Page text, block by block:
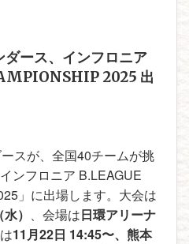
ース、インフロニア
2025 出
スが、全国40チームが挑
ンフロニア B.LEAGUE
」に出場します。大会は
） 、会場は日環アリーナ
11月22日 14:45〜、熊本